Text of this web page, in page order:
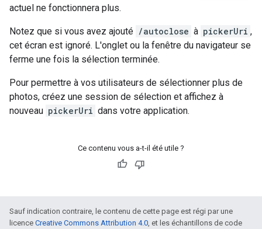
actuel ne fonctionnera plus.
Notez que si vous avez ajouté /autoclose à pickerUri ,
cet écran est ignoré. L'onglet ou la fenêtre du navigateur se
ferme une fois la sélection terminée.
Pour permettre à vos utilisateurs de sélectionner plus de
photos, créez une session de sélection et affichez à
nouveau pickerUri dans votre application.
Ce contenu vous a-t-il été utile ?
Sauf indication contraire, le contenu de cette page est régi par une
licence Creative Commons Attribution 4.0 , et les échantillons de code